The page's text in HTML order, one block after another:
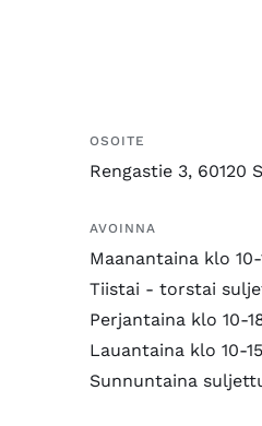
OSOITE
Rengastie 3, 60120
AVOINNA
Maanantaina klo 10-
Tiistai - torstai
Perjantaina klo 10-
Lauantaina klo 10-15
Sunnuntaina